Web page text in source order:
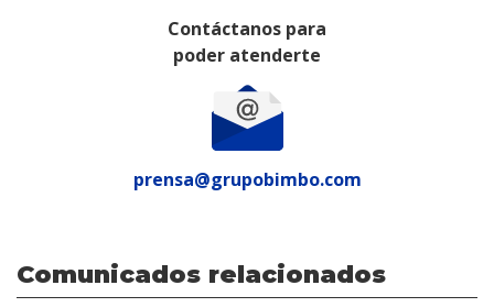
Contáctanos para
poder atenderte
prensa@grupobimbo.com
Comunicados relacionados